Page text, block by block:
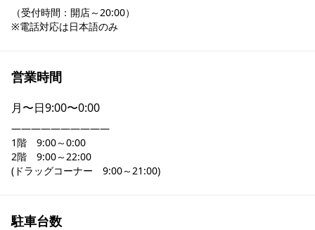
（受付時間：開店～20:00）
※電話対応は日本語のみ
営業時間
月〜日9:00〜0:00
――――――――――
1階　9:00～0:00
2階　9:00～22:00
(ドラッグコーナー　9:00～21:00)
駐車台数